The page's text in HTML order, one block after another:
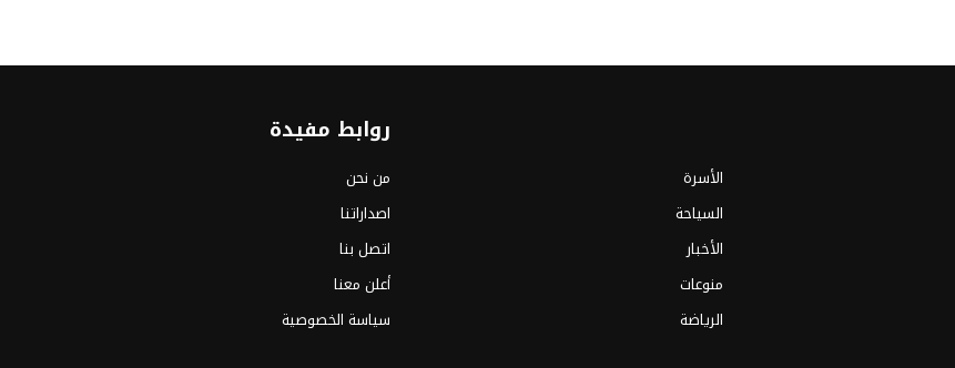
الأسرة
السياحة
الأخبار
منوعات
الرياضة
روابط مفيدة
من نحن
اصداراتنا
اتصل بنا
أعلن معنا
سياسة الخصوصية